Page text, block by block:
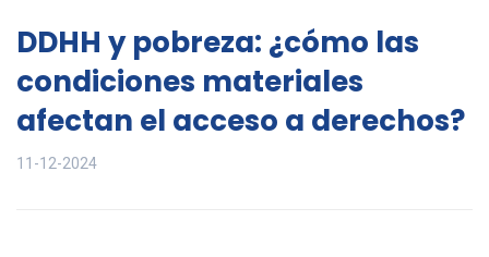
DDHH y pobreza: ¿cómo las
condiciones materiales
afectan el acceso a derechos?
11-12-2024